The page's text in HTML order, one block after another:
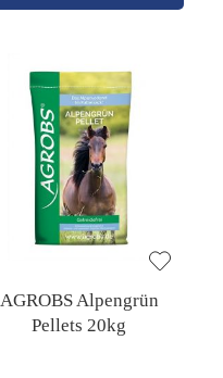
AGROBS Alpengrün
Pellets 20kg